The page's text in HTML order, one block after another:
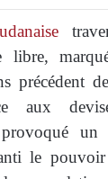
libre,
précédent
aux
le